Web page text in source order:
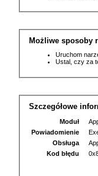
Możliwe sposoby
Uruchom
Ustal, czy za
Szczegółowe
Moduł
Powiadomienie
Obsługa
Kod błędu